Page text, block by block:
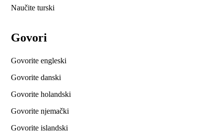
Naučite turski
Govori
Govorite engleski
Govorite danski
Govorite holandski
Govorite njemački
Govorite islandski